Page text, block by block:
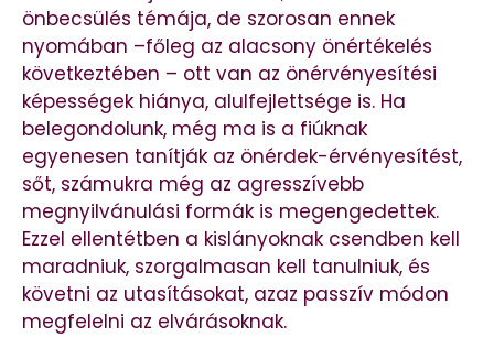
önbecsülés témája, de szorosan ennek
nyomában –főleg az alacsony önértékelés
következtében – ott van az önérvényesítési
képességek hiánya, alulfejlettsége is. Ha
belegondolunk, még ma is a fiúknak
egyenesen tanítják az önérdek-érvényesítést,
sőt, számukra még az agresszívebb
megnyilvánulási formák is megengedettek.
Ezzel ellentétben a kislányoknak csendben kell
maradniuk, szorgalmasan kell tanulniuk, és
követni az utasításokat, azaz passzív módon
megfelelni az elvárásoknak.